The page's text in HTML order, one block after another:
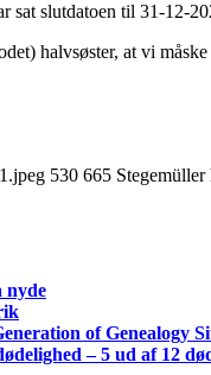
sat slutdatoen til 31-
halvsøster, at vi
530 665 Stegemüller
nyde
of Genealogy
– 5 ud af 12